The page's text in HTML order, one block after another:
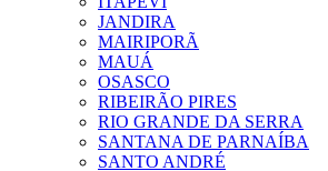
JANDIRA
MAIRIPORÃ
MAUÁ
OSASCO
RIBEIRÃO PIRES
RIO GRANDE DA SERRA
SANTANA DE PARNAÍBA
SANTO ANDRÉ